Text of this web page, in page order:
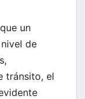
un
de
tránsito, el